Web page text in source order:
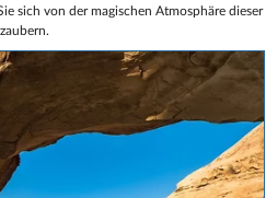
sich von der magischen Atmosphäre dieser